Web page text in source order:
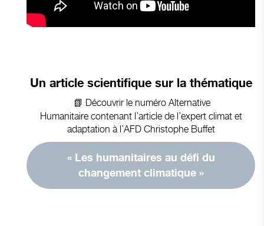
Un article scientifique sur la thématique
📗 Découvrir le numéro Alternative
Humanitaire contenant l’article de l’expert climat et
adaptation à l’AFD Christophe Buffet
« Les humanitaires au défi du
changement climatique »